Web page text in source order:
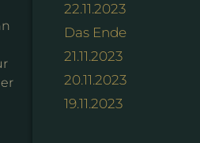
22.11.2023
Das Ende
21.11.2023
20.11.2023
19.11.2023